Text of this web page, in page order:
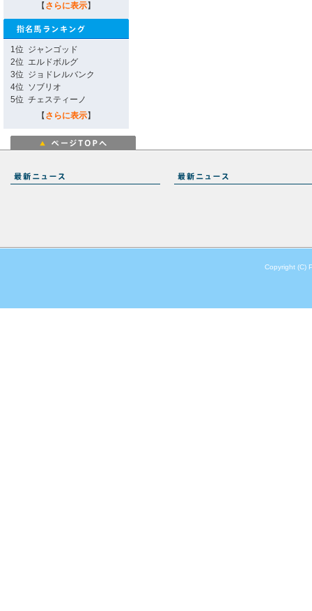
【 さらに表示】
1位 ジャンゴッド
2位 エルドボルグ
3位 ジョドレルバンク
4位 ソブリオ
5位 チェスティーノ
【 さらに表示】
Copyright (C)